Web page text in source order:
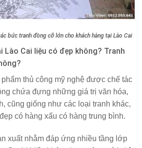
bức tranh đồng cỡ lớn cho khách hàng tại Lào Cai
Lào Cai liệu có đẹp không? Tranh
thủ công mỹ nghệ được chế tác
chứa đựng những giá trị văn hóa,
cũng giống như các loại tranh khác,
có hàng xấu có hàng trung bình.
xuất nhằm đáp ứng nhiều tầng lớp